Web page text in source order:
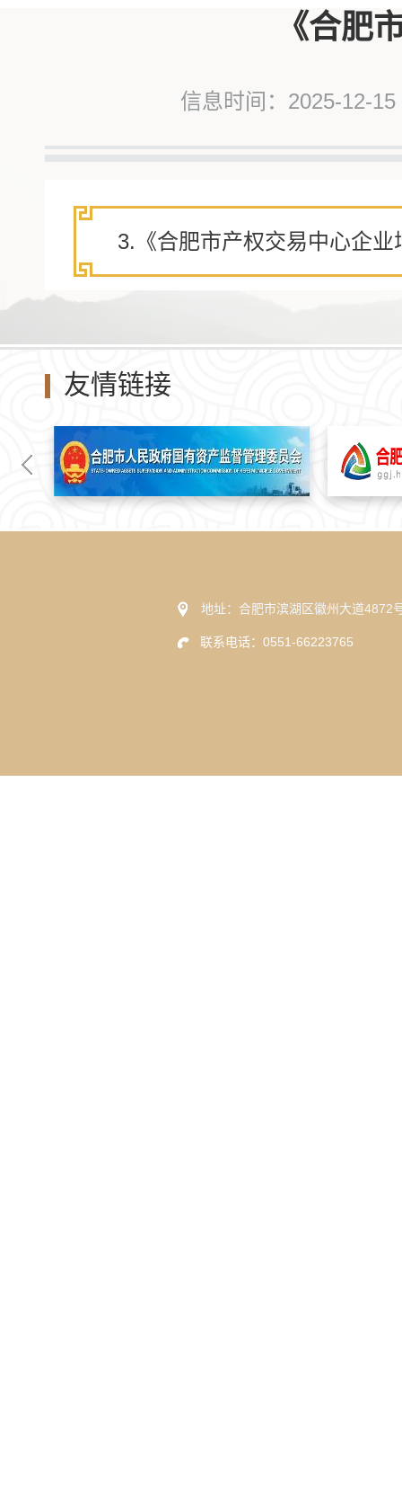
《合肥
信息时间：2025-12-15
3.《合肥市产权交易中心企
友情链接
地址：合肥市滨湖区徽州大道4872
联系电话：0551-66223765